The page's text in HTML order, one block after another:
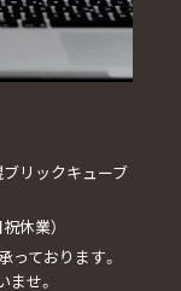
リックキューブ
休業）
ております。
せ。